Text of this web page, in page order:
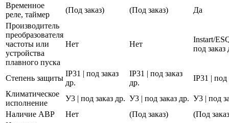
Временное
реле, таймер
(Под заказ) (Под заказ)
Да
Производитель
преобразователя
частоты или
устройства
плавного пуска
Нет Нет
Instart/
под заказ
Степень защиты
IP31 | под заказ
др.
IP31 | под заказ
др.
IP31 | под
Климатическое
исполнение
У3 | под заказ др. У3 | под заказ др. У3 | под
Наличие АВР
Нет (Под заказ)
(Под